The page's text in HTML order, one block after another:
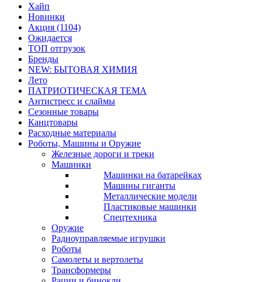
Хайп
Новинки
Акция (1104)
Ожидается
ТОП отгрузок
Бренды
NEW: БЫТОВАЯ ХИМИЯ
Лето
ПАТРИОТИЧЕСКАЯ ТЕМА
Антистресс и слаймы
Сезонные товары
Канцтовары
Расходные материалы
Роботы, Машины и Оружие
Железные дороги и треки
Машинки
Машинки на батарейках
Машины гиганты
Металлические модели
Пластиковые машинки
Спецтехника
Оружие
Радиоуправляемые игрушки
Роботы
Самолеты и вертолеты
Трансформеры